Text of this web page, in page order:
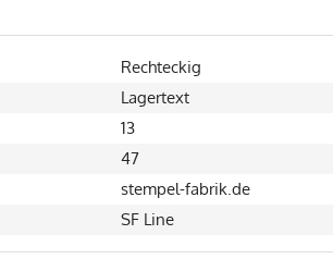
Rechteckig
Lagertext
13
47
stempel-fabrik.de
SF Line